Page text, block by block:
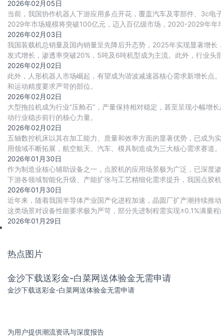
建设实现多重突破，推动行业国产替代进程持续加
2026年02月05日
当前，我国协作机器人下游应用多点开花，覆盖汽车及零部件、3c
2029年市场规模将突破100亿元，迈入百亿级市场，2020-2029年
2026年02月03日
我国装载机总销量及国内销量呈先降后升态势，2025年实现显著增
发式增长，渗透率突破20%，5吨及6吨机型成为主流。此外，行业
2026年02月02日
此外，人形机器人市场崛起，有望成为谐波减速器核心需求新增长
和运动精度要求严苛的部位。
2026年02月02日
大型拖拉机成为行业“压舱石”，产量保持相对稳定，甚至呈现小幅
动行业稳步前行的核心力量。
2026年02月02日
五轴数控机床以其在加工能力、质量和效率方面的显著优势，已成
用领域不断拓展，航空航天、汽车、模具制造成为三大核心需求赛
代进程加速推进，国产化率从2020年的18
2026年01月30日
作为制造业核心辅助设备之一，点胶机的应用场景极为广泛，已深度
下游各领域智能化升级、产能扩张与工艺精细化需求提升，我国点胶
2026年01月30日
近年来，随着我国半导体产业国产化进程加速，晶圆厂扩产潮持续推
这类场景对设备性能要求极为严苛，部分先进制程需实现±0.1%满量
准。
2026年01月29日
热点图片
金沙下载送彩金-白菜网送体验金无需申请
金沙下载送彩金-白菜网送体验金无需申请
为用户提供潮流资讯与深度报告